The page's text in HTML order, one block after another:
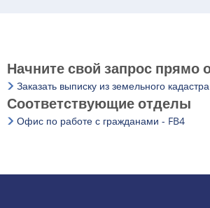
Начните свой запрос прямо
Заказать выписку из земельного
Соответствующие отделы
Офис по работе с гражданами - FB4